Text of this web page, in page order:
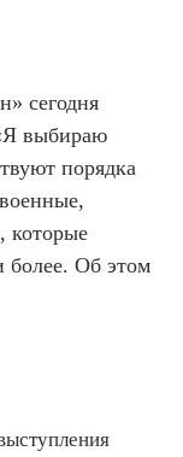
сегодня
выбираю
порядка
которые
более. Об этом